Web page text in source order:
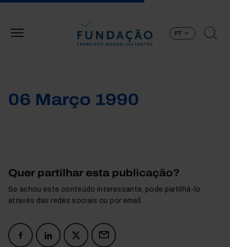
PT
06 Março 1990
Quer partilhar esta publicação?
Se achou este conteúdo interessante, pode partilhá-lo
através das redes sociais ou por email.